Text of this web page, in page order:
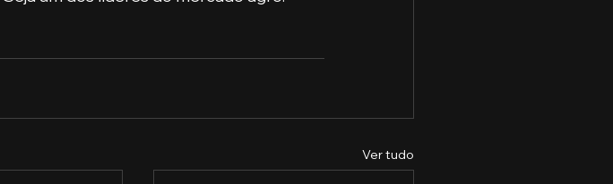
Ver tudo